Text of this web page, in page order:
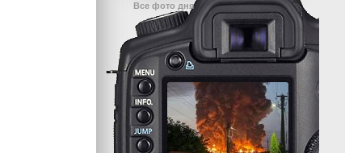
Все фото дня